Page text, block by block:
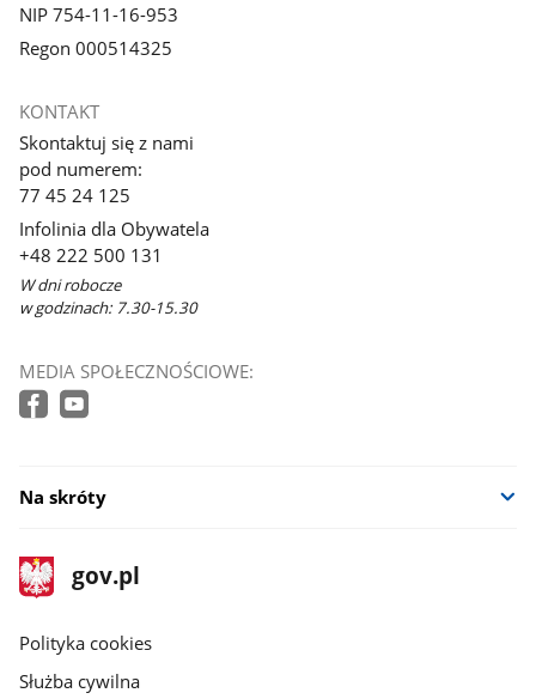
NIP 754-11-16-953
Regon 000514325
KONTAKT
Skontaktuj się z nami
pod numerem:
77 45 24 125
Infolinia dla Obywatela
+48 222 500 131
W dni robocze
w godzinach: 7.30-15.30
MEDIA SPOŁECZNOŚCIOWE:
Na skróty
stopka
gov.pl
Strona
gov.pl
gov.pl
Polityka cookies
Służba cywilna